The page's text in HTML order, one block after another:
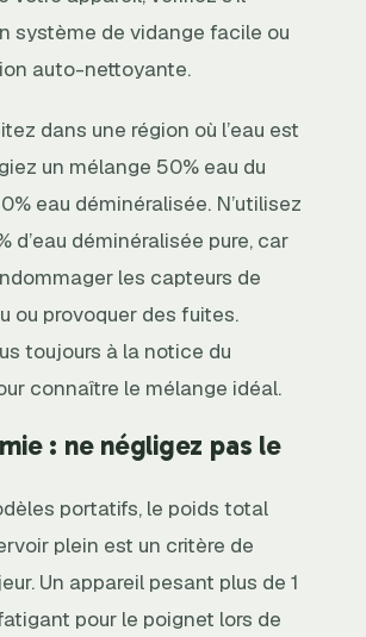
système de vidange facile ou
auto-nettoyante.
dans une région où l’eau est
un mélange 50% eau du
eau déminéralisée. N’utilisez
d’eau déminéralisée pure, car
les capteurs de
ou provoquer des fuites.
toujours à la notice du
connaître le mélange idéal.
: ne négligez pas le
portatifs, le poids total
plein est un critère de
Un appareil pesant plus de 1
pour le poignet lors de